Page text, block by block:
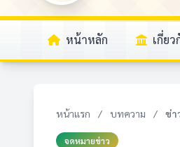
หน้าหลัก เกี่ย
หน้าแรก / บทความ / ข่า
จดหมายข่าว